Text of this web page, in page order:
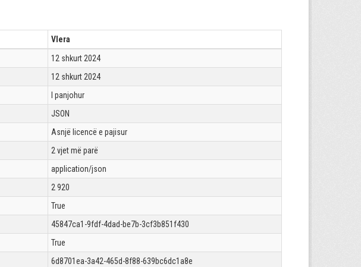
Vlera
12 shkurt 2024
12 shkurt 2024
I panjohur
JSON
Asnjë licencë e pajisur
2 vjet më parë
application/json
2 920
True
45847ca1-9fdf-4dad-be7b-3cf3b851f430
True
6d8701ea-3a42-465d-8f88-639bc6dc1a8e